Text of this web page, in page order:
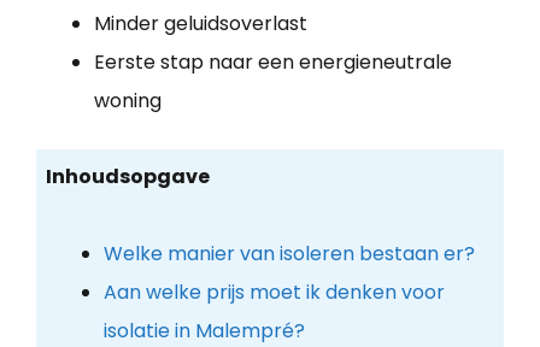
Minder geluidsoverlast
Eerste stap naar een energieneutrale
woning
Inhoudsopgave
Welke manier van isoleren bestaan er?
Aan welke prijs moet ik denken voor
isolatie in Malempré?